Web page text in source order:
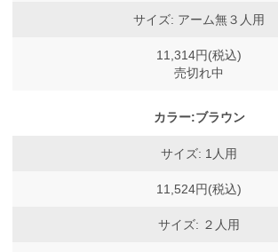
サイズ: アーム無３人用
11,314円(税込)
売切れ中
カラー:ブラウン
サイズ: 1人用
11,524円(税込)
サイズ: ２人用